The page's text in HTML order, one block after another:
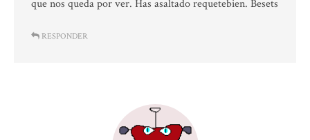
que nos queda por ver. Has asaltado requetebien. Besets
RESPONDER